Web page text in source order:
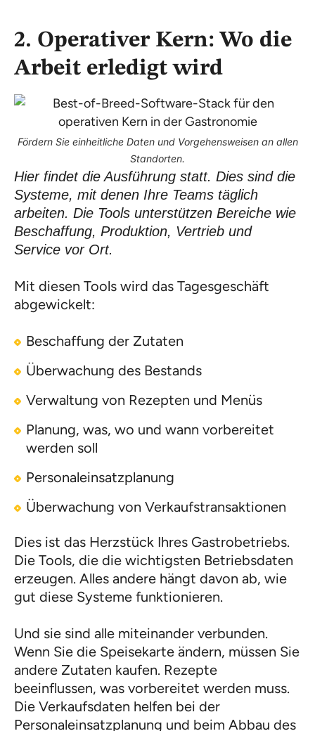
2. Operativer Kern: Wo die
Arbeit erledigt wird
Fördern Sie einheitliche Daten und Vorgehensweisen an allen
Standorten.
Hier findet die Ausführung statt. Dies sind die
Systeme, mit denen Ihre Teams täglich
arbeiten. Die Tools unterstützen Bereiche wie
Beschaffung, Produktion, Vertrieb und
Service vor Ort.
Mit diesen Tools wird das Tagesgeschäft
abgewickelt:
Beschaffung der Zutaten
Überwachung des Bestands
Verwaltung von Rezepten und Menüs
Planung, was, wo und wann vorbereitet
werden soll
Personaleinsatzplanung
Überwachung von Verkaufstransaktionen
Dies ist das Herzstück Ihres Gastrobetriebs.
Die Tools, die die wichtigsten Betriebsdaten
erzeugen. Alles andere hängt davon ab, wie
gut diese Systeme funktionieren.
Und sie sind alle miteinander verbunden.
Wenn Sie die Speisekarte ändern, müssen Sie
andere Zutaten kaufen. Rezepte
beeinflussen, was vorbereitet werden muss.
Die Verkaufsdaten helfen bei der
Personaleinsatzplanung und beim Abbau des